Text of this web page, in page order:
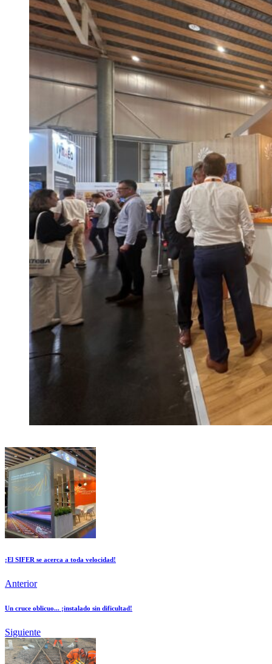
¡El SIFER se acerca a toda velocidad!
Anterior
Un cruce oblicuo... ¡instalado sin dificultad!
Siguiente